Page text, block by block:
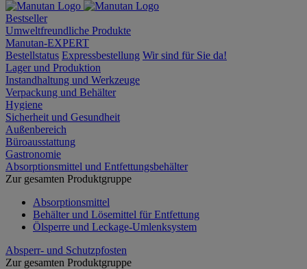
Bestseller
Umweltfreundliche Produkte
Manutan-EXPERT
Bestellstatus Expressbestellung Wir sind für Sie da!
Lager und Produktion
Instandhaltung und Werkzeuge
Verpackung und Behälter
Hygiene
Sicherheit und Gesundheit
Außenbereich
Büroausstattung
Gastronomie
Absorptionsmittel und Entfettungsbehälter
Zur gesamten Produktgruppe
Absorptionsmittel
Behälter und Lösemittel für Entfettung
Ölsperre und Leckage-Umlenksystem
Absperr- und Schutzpfosten
Zur gesamten Produktgruppe